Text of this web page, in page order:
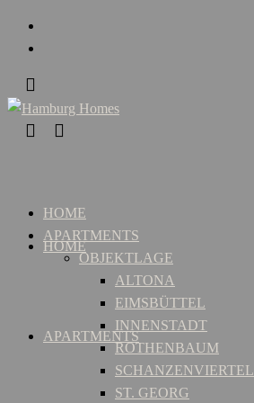
HOME
APARTMENTS
HOME
APARTMENTS
OBJEKTLAGE
ALTONA
EIMSBÜTTEL
INNENSTADT
ROTHENBAUM
SCHANZENVIERTEL
ST. GEORG